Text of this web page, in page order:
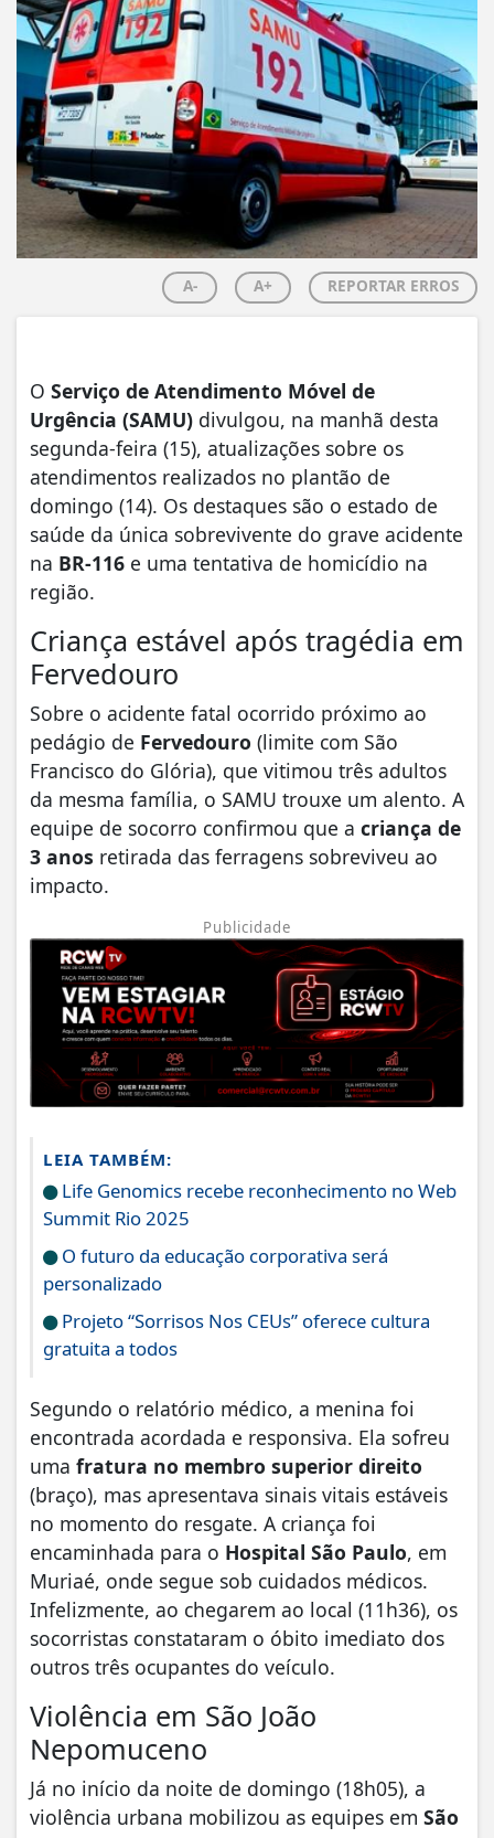
A- A+ REPORTAR ERROS
O Serviço de Atendimento Móvel de
Urgência (SAMU) divulgou, na manhã desta
segunda-feira (15), atualizações sobre os
atendimentos realizados no plantão de
domingo (14). Os destaques são o estado de
saúde da única sobrevivente do grave acidente
na BR-116 e uma tentativa de homicídio na
região.
Criança estável após tragédia em
Fervedouro
Sobre o acidente fatal ocorrido próximo ao
pedágio de Fervedouro (limite com São
Francisco do Glória), que vitimou três adultos
da mesma família, o SAMU trouxe um alento. A
equipe de socorro confirmou que a criança de
3 anos retirada das ferragens sobreviveu ao
impacto.
Publicidade
LEIA TAMBÉM:
Life Genomics recebe reconhecimento no Web
Summit Rio 2025
O futuro da educação corporativa será
personalizado
Projeto “Sorrisos Nos CEUs” oferece cultura
gratuita a todos
Segundo o relatório médico, a menina foi
encontrada acordada e responsiva. Ela sofreu
uma fratura no membro superior direito
(braço), mas apresentava sinais vitais estáveis
no momento do resgate. A criança foi
encaminhada para o Hospital São Paulo, em
Muriaé, onde segue sob cuidados médicos.
Infelizmente, ao chegarem ao local (11h36), os
socorristas constataram o óbito imediato dos
outros três ocupantes do veículo.
Violência em São João
Nepomuceno
Já no início da noite de domingo (18h05), a
violência urbana mobilizou as equipes em São